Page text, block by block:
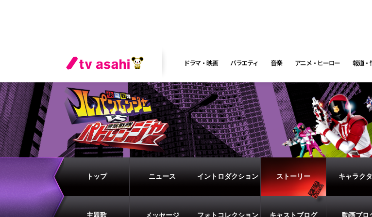
ドラマ・映画 バラエティ 音楽 アニメ・ヒーロー 報道・
トップ ニュース イントロダクション ストーリー キャラク
主題歌 メッセージ フォトコレクション キャストブログ 動画ブロ